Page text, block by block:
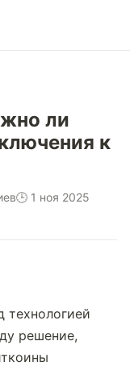
ли
к
🕒 1 ноя 2025
технологией
решение,